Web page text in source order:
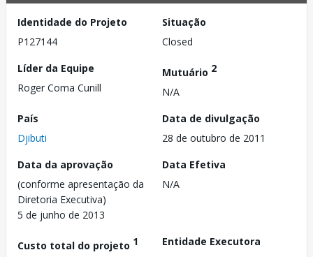
Identidade do Projeto
P127144
Situação
Closed
Líder da Equipe
Roger Coma Cunill
Mutuário 2
N/A
País
Djibuti
Data de divulgação
28 de outubro de 2011
Data da aprovação
(conforme apresentação da
Diretoria Executiva)
5 de junho de 2013
Data Efetiva
N/A
Custo total do projeto 1
Entidade Executora